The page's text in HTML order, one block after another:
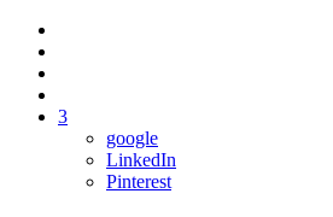
3
google
LinkedIn
Pinterest